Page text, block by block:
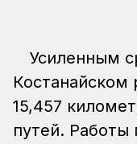
Усиленным
Костанайском
15,457
путей. Работы